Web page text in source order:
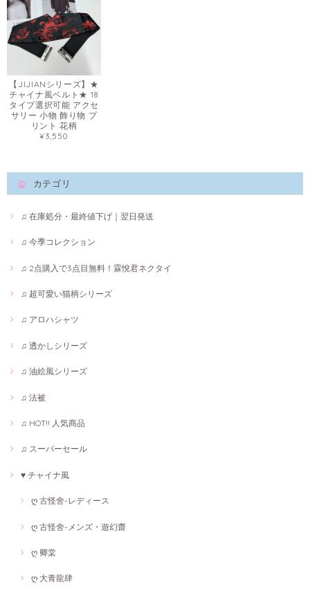
【JIJIANシリーズ】★
チャイナ風ベルト★ 18
タイプ選択可能 アクセ
サリー 小物 飾り物 プ
リント 花柄
¥3,550
カテゴリ
♫ 在庫処分・最終値下げ｜翌日発送
♫ 今季コレクション
♫ 2点購入で3点目無料！霖悅君ネクタイ
♫ 超可愛い猫柄シリーズ
♫ アロハシャツ
♫ 透かしシリーズ
♫ 油絵風シリーズ
♫ 法被
♫ HOT!! 人気商品
♫ スーパーセール
♥ チャイナ風
ღ 古怪舍-レディース
ღ 古怪舍-メンズ・遊幻齋
ღ 卿棠
ღ 大青龍肆